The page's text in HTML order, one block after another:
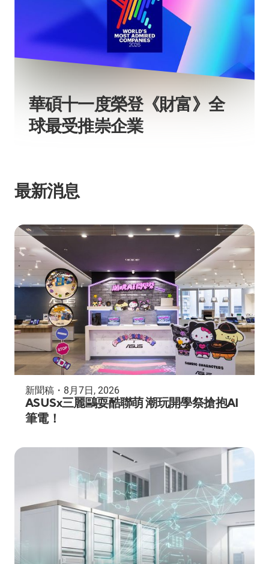
華碩十一度榮登《財富》全
球最受推崇企業
最新消息
新聞稿 ・ 8月7日, 2026
ASUSx三麗鷗耍酷聯萌 潮玩開學祭搶抱AI
筆電！